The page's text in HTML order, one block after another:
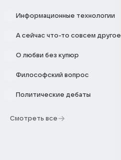
Информационные технологии
А сейчас что-то совсем другое
О любви без купюр
Философский вопрос
Политические дебаты
Смотреть все